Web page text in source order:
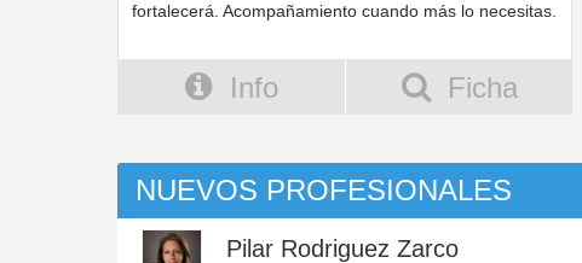
fortalecerá. Acompañamiento cuando más lo necesitas.
Info Ficha
NUEVOS PROFESIONALES
Pilar Rodriguez Zarco